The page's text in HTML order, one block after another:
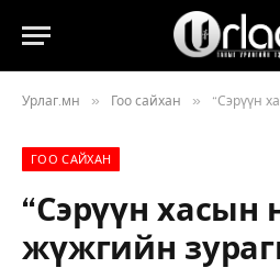
Урлаг.мн » Гоо сайхан » “Сэрүүн
ГОО САЙХАН
“Сэрүүн хасын
жүжгийн